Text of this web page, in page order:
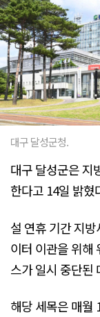
대구 달성군청.
대구 달성군은 지
한다고 14일 밝혔
설 연휴 기간 지
이터 이관을 위해
스가 일시 중단된
해당 세목은 매월